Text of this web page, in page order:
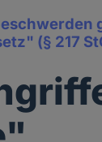
(§ 217